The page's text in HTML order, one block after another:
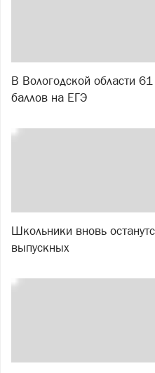
В Вологодской области
баллов на ЕГЭ
Школьники вновь
выпускных